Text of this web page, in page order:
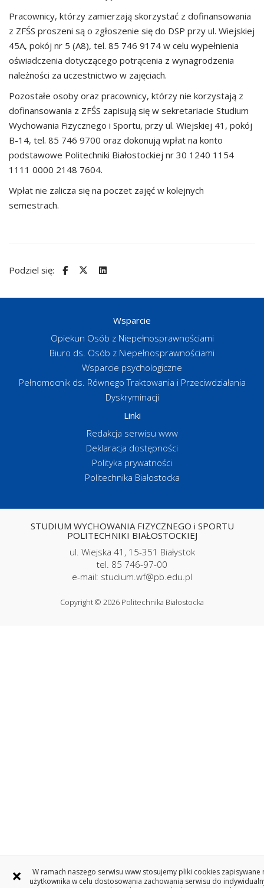
×
W ramach naszego serwisu www stosujemy pliki cookies zapisywane
użytkownika w celu dostosowania zachowania serwisu do
Pracownicy, którzy zamierzają skorzystać z dofinansowania
z ZFŚS proszeni są o zgłoszenie się do DSP przy ul. Wiejskiej
45A, pokój nr 5 (A8), tel. 85 746 9174 w celu wypełnienia
oświadczenia dotyczącego potrącenia z wynagrodzenia
należności za uczestnictwo w zajęciach.
Pozostałe osoby oraz pracownicy, którzy nie korzystają z
dofinansowania z ZFŚS zapisują się w sekretariacie Studium
Wychowania Fizycznego i Sportu, przy ul. Wiejskiej 41, pokój
B-14, tel. 85 746 9700 oraz dokonują wpłat na konto
podstawowe Politechniki Białostockiej nr 30 1240 1154
1111 0000 2148 7604.
Wpłat nie zalicza się na poczet zajęć w kolejnych
semestrach.
Podziel się:
Wsparcie
Opiekun Osób z Niepełnosprawnościami
Biuro ds. Osób z Niepełnosprawnościami
Wsparcie psychologiczne
Pełnomocnik ds. Równego Traktowania i Przeciwdziałania
Dyskryminacji
Linki
Redakcja serwisu www
Deklaracja dostępności
Polityka prywatności
Politechnika Białostocka
STUDIUM WYCHOWANIA FIZYCZNEGO i SPORTU
POLITECHNIKI BIAŁOSTOCKIEJ
ul. Wiejska 41, 15-351 Białystok
tel. 85 746-97-00
e-mail: studium.wf@pb.edu.pl
Copyright © 2026 Politechnika Białostocka